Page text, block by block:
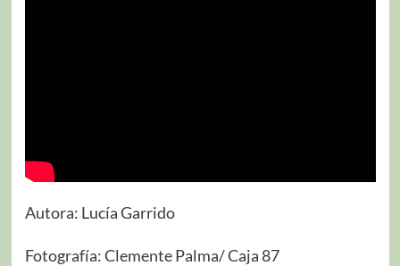
Autora: Lucía Garrido
Fotografía: Clemente Palma/ Caja 87